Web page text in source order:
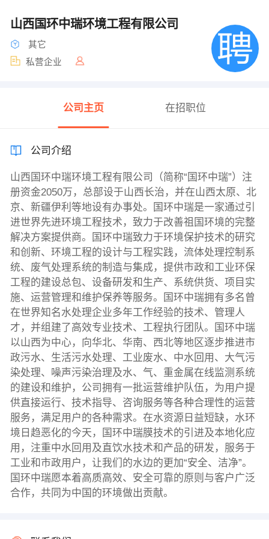
山西国环中瑞环境工程有限公司
其它
私营企业
公司主页 在招职位
公司介绍
山西国环中瑞环境工程有限公司（简称“国环中瑞”）注
册资金2050万，总部设于山西长治，并在山西太原、北
京、新疆伊利等地设有办事处。国环中瑞是一家通过引
进世界先进环境工程技术，致力于改善祖国环境的完整
解决方案提供商。国环中瑞致力于环境保护技术的研究
和创新、环境工程的设计与工程实践，流体处理控制系
统、废气处理系统的制造与集成，提供市政和工业环保
工程的建设总包、设备研发和生产、系统供货、项目实
施、运营管理和维护保养等服务。国环中瑞拥有多名曾
在世界知名水处理企业多年工作经验的技术、管理人
才，并组建了高效专业技术、工程执行团队。国环中瑞
以山西为中心，向华北、华南、西北等地区逐步推进市
政污水、生活污水处理、工业废水、中水回用、大气污
染处理、噪声污染治理及水、气、重金属在线监测系统
的建设和维护，公司拥有一批运营维护队伍，为用户提
供直接运行、技术指导、咨询服务等各种合理性的运营
服务，满足用户的各种需求。在水资源日益短缺，水环
境日趋恶化的今天，国环中瑞膜技术的引进及本地化应
用，注重中水回用及直饮水技术和产品的研发，服务于
工业和市政用户，让我们的水边的更加“安全、洁净”。
国环中瑞愿本着高质高效、安全可靠的原则与客户广泛
合作，共同为中国的环境做出贡献。